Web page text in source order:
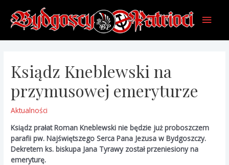
content
Main
Ksiądz Kneblewski na
przymusowej emeryturze
Aktualności
Ksiądz prałat Roman Kneblewski nie będzie już proboszczem
parafii pw. Najświętszego Serca Pana Jezusa w Bydgoszczy.
Dekretem ks. biskupa Jana Tyrawy został przeniesiony na
emeryturę.